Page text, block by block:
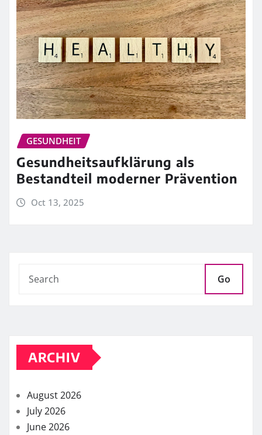
GESUNDHEIT
Gesundheitsaufklärung als
Bestandteil moderner Prävention
Oct 13, 2025
Go
ARCHIV
August 2026
July 2026
June 2026